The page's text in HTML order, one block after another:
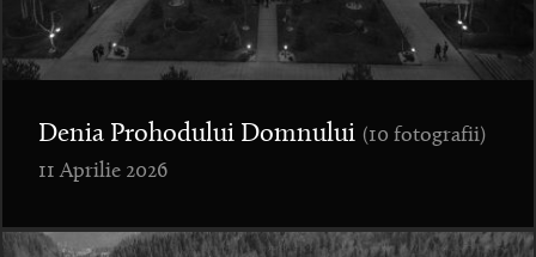
Denia Prohodului Domnului (10 fotografii)
11 Aprilie 2026